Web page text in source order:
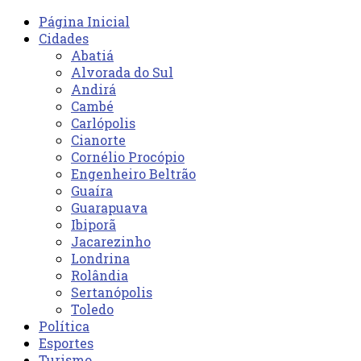
Página Inicial
Cidades
Abatiá
Alvorada do Sul
Andirá
Cambé
Carlópolis
Cianorte
Cornélio Procópio
Engenheiro Beltrão
Guaíra
Guarapuava
Ibiporã
Jacarezinho
Londrina
Rolândia
Sertanópolis
Toledo
Política
Esportes